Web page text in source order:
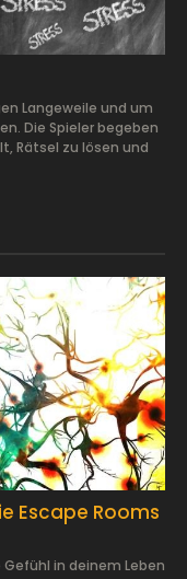
Langeweile und um
Die Spieler begeben
Rätsel zu lösen und
Escape Rooms
in deinem Leben